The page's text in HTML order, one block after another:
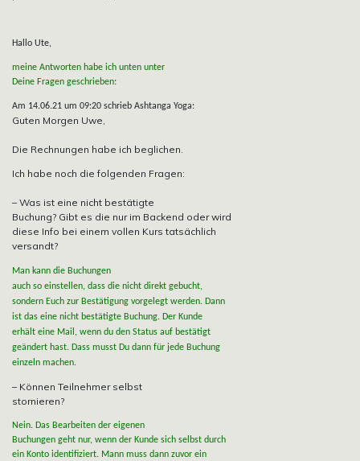
Hallo Ute,
meine Antworten habe ich unten unter
Deine Fragen geschrieben:
Am 14.06.21 um 09:20 schrieb Ashtanga Yoga:
Guten Morgen Uwe,
Die Rechnungen habe ich beglichen.
Ich habe noch die folgenden Fragen:
– Was ist eine nicht bestätigte
Buchung? Gibt es die nur im Backend oder wird
diese Info bei einem vollen Kurs tatsächlich
versandt?
Man kann die Buchungen
auch so einstellen, dass die nicht direkt gebucht,
sondern Euch zur Bestätigung vorgelegt werden. Dann
ist das eine nicht bestätigte Buchung. Der Kunde
erhält eine Mail, wenn du den Status auf bestätigt
geändert hast. Dass musst Du dann für jede Buchung
einzeln machen.
– Können Teilnehmer selbst
stornieren?
Nein. Das Bearbeiten der eigenen
Buchungen geht nur, wenn der Kunde sich selbst durch
ein Konto identifiziert. Mann muss dann zuvor ein